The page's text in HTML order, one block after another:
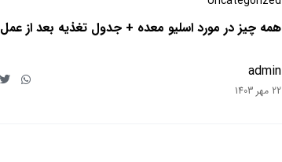
همه چیز در مورد اسلیو معده + جدول تغذیه بعد از عمل
admin
22 مهر 1403